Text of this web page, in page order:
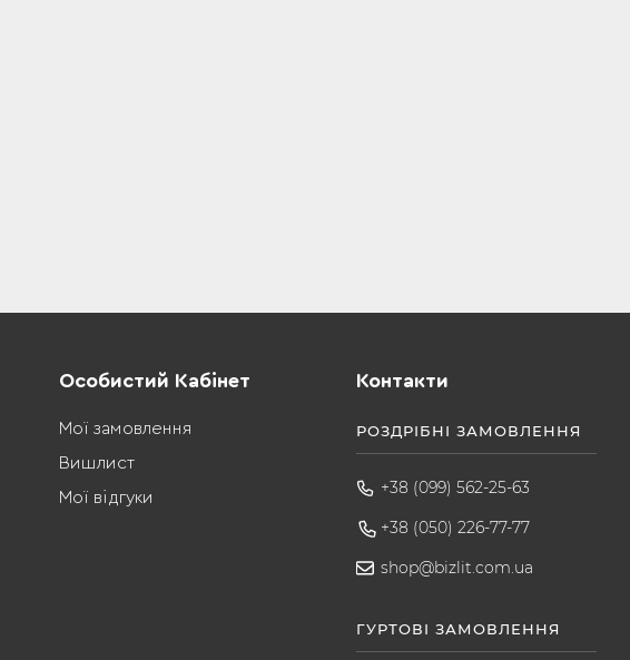
Особистий Кабінет
Мої замовлення
Вишлист
Мої відгуки
Контакти
РОЗДРІБНІ ЗАМОВЛЕННЯ
+38 (099) 562-25-63
+38 (050) 226-77-77
shop@bizlit.com.ua
ГУРТОВІ ЗАМОВЛЕННЯ